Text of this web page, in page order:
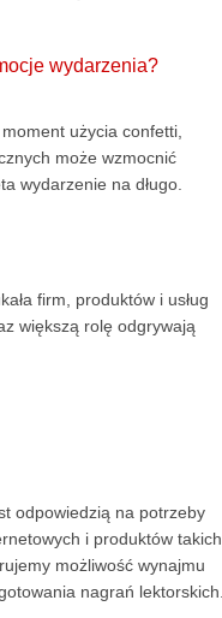
wydarzenia?
użycia confetti,
może wzmocnić
wydarzenie na długo.
firm, produktów i usług
większą rolę odgrywają
odpowiedzią na potrzeby
i produktów takich
możliwość wynajmu
nagrań lektorskich.